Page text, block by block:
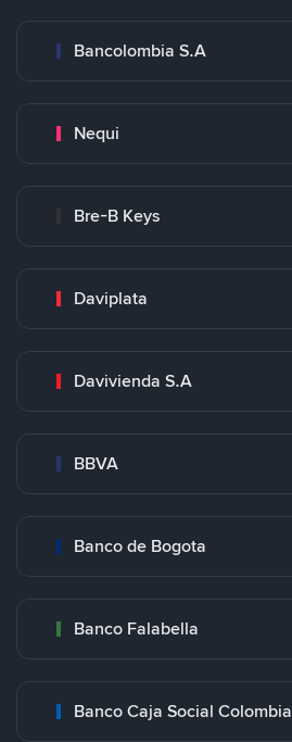
Bancolombia S.A
Nequi
Bre-B Keys
Daviplata
Davivienda S.A
BBVA
Banco de Bogota
Banco Falabella
Banco Caja Social Colombia